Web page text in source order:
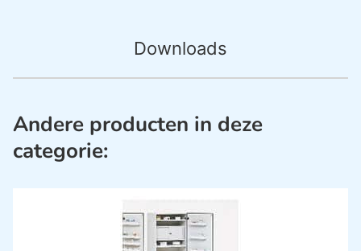
Downloads
Andere producten in deze
categorie: